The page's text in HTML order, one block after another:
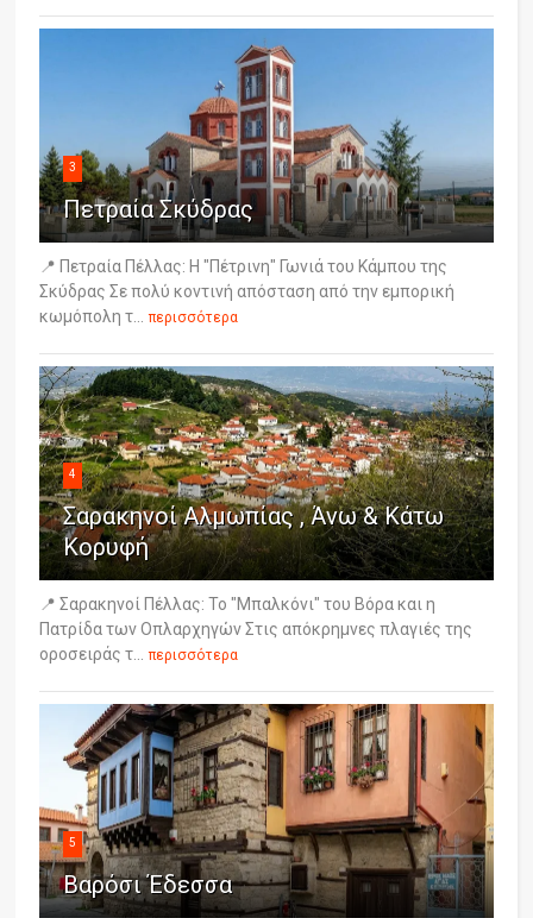
3
Πετραία Σκύδρας
📍 Πετραία Πέλλας: Η "Πέτρινη" Γωνιά του Κάμπου της
Σκύδρας Σε πολύ κοντινή απόσταση από την εμπορική
κωμόπολη τ...
περισσότερα
4
Σαρακηνοί Αλμωπίας , Άνω & Κάτω
Κορυφή
📍 Σαρακηνοί Πέλλας: Το "Μπαλκόνι" του Βόρα και η
Πατρίδα των Οπλαρχηγών Στις απόκρημνες πλαγιές της
οροσειράς τ...
περισσότερα
5
Βαρόσι Έδεσσα